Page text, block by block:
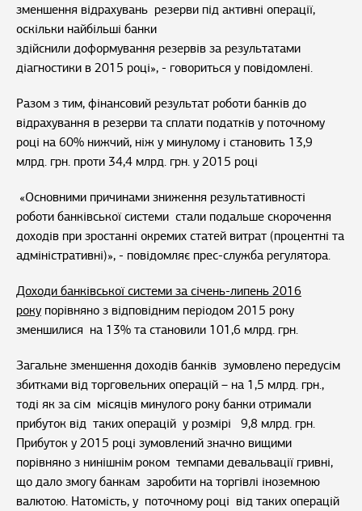
зменшення відрахувань резерви під активні операції,
оскільки найбільші банки
здійснили доформування резервів за результатами
діагностики в 2015 році», - говориться у повідомлені.
Разом з тим, фінансовий результат роботи банків до
відрахування в резерви та сплати податків у поточному
році на 60% нижчий, ніж у минулому і становить 13,9
млрд. грн. проти 34,4 млрд. грн. у 2015 році
«Основними причинами зниження результативності
роботи банківської системи стали подальше скорочення
доходів при зростанні окремих статей витрат (процентні та
адміністративні)», - повідомляє прес-служба регулятора.
Доходи банківської системи за січень-липень 2016
року порівняно з відповідним періодом 2015 року
зменшилися на 13% та становили 101,6 млрд. грн.
Загальне зменшення доходів банків зумовлено передусім
збитками від торговельних операцій – на 1,5 млрд. грн.,
тоді як за сім місяців минулого року банки отримали
прибуток від таких операцій у розмірі 9,8 млрд. грн.
Прибуток у 2015 році зумовлений значно вищими
порівняно з нинішнім роком темпами девальвації гривні,
що дало змогу банкам заробити на торгівлі іноземною
валютою. Натомість, у поточному році від таких операцій